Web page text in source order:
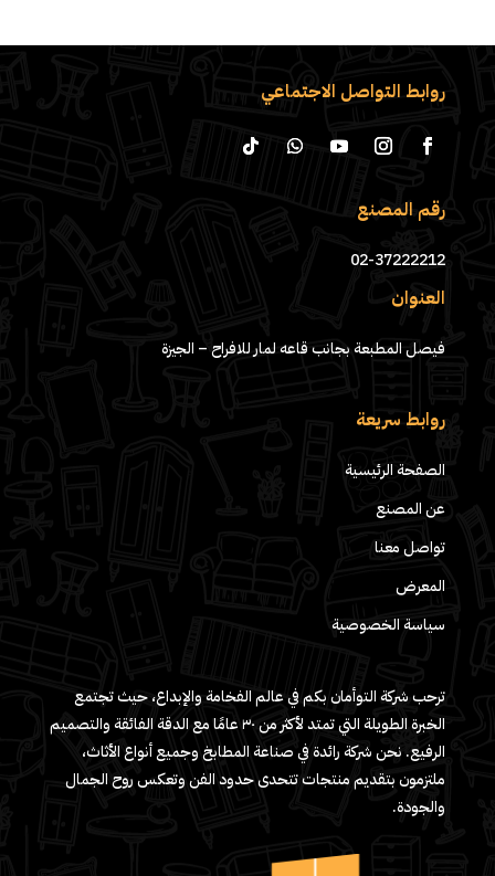
روابط التواصل الاجتماعي
رقم المصنع
02-37222212
العنوان
فيصل المطبعة بجانب قاعه لمار للافراح – الجيزة
روابط سريعة
الصفحة الرئيسية
عن المصنع
تواصل معنا
المعرض
سياسة الخصوصية
ترحب شركة التوأمان بكم في عالم الفخامة والإبداع، حيث تجتمع
الخبرة الطويلة التي تمتد لأكثر من ٣٠ عامًا مع الدقة الفائقة والتصميم
الرفيع. نحن شركة رائدة في صناعة المطابخ وجميع أنواع الأثاث،
ملتزمون بتقديم منتجات تتحدى حدود الفن وتعكس روح الجمال
والجودة.